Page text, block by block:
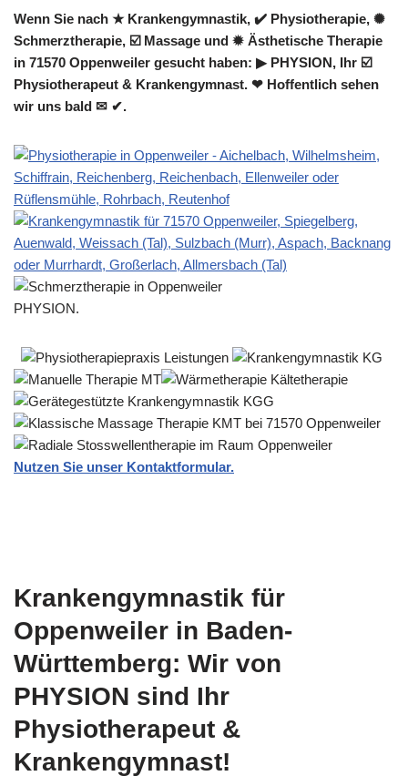
Wenn Sie nach ★ Krankengymnastik, ✔️ Physiotherapie, ✺
Schmerztherapie, ☑️ Massage und ✹ Ästhetische Therapie
in 71570 Oppenweiler gesucht haben: ▶︎ PHYSION, Ihr ☑️
Physiotherapeut & Krankengymnast. ❤ Hoffentlich sehen
wir uns bald ✉ ✔.
PHYSION.
Nutzen Sie unser Kontaktformular.
Krankengymnastik für
Oppenweiler in Baden-
Württemberg: Wir von
PHYSION sind Ihr
Physiotherapeut &
Krankengymnast!